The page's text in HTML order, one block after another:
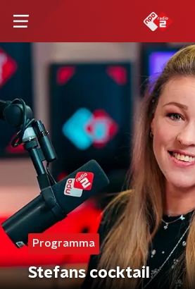
Programma
Stefans cocktail